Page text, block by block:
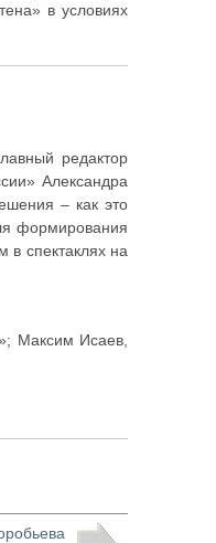
в условиях
редактор
Александра
– как это
формирования
в спектаклях на
Максим Исаев,